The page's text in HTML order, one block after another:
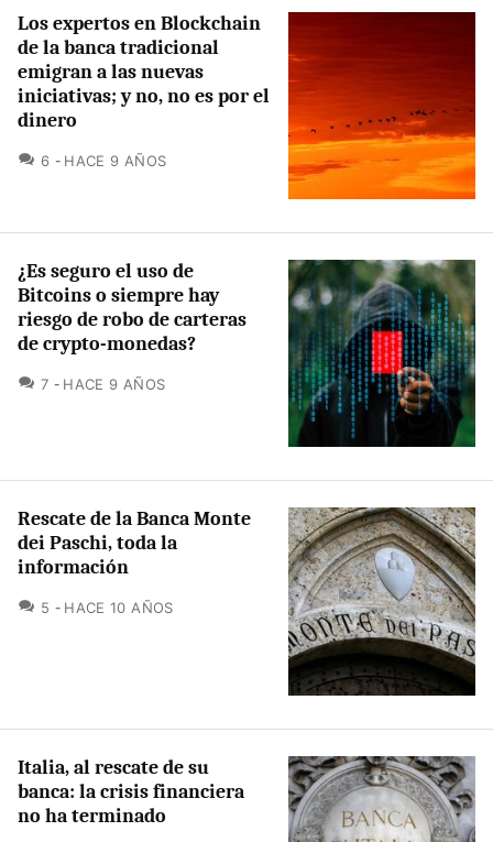
Los expertos en Blockchain
de la banca tradicional
emigran a las nuevas
iniciativas; y no, no es por el
dinero
6 COMENTARIOS
HACE 9 AÑOS
¿Es seguro el uso de
Bitcoins o siempre hay
riesgo de robo de carteras
de crypto-monedas?
7 COMENTARIOS
HACE 9 AÑOS
Rescate de la Banca Monte
dei Paschi, toda la
información
5 COMENTARIOS
HACE 10 AÑOS
Italia, al rescate de su
banca: la crisis financiera
no ha terminado